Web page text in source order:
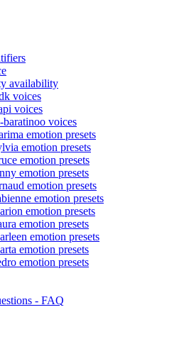
availability
voices
voices
voices
emotion presets
emotion presets
emotion presets
emotion presets
emotion presets
emotion presets
emotion presets
emotion presets
emotion presets
emotion presets
emotion presets
- FAQ